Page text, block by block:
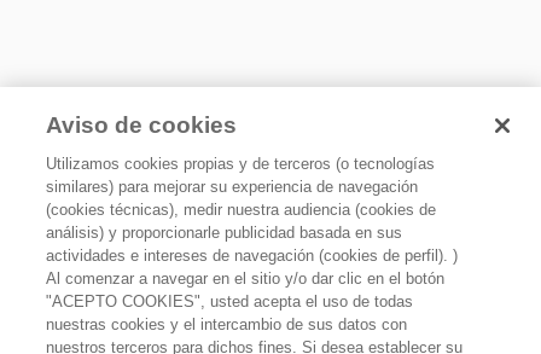
Combo Lavadora Carga Superior 18kg + Secadora Carga
Superior Gas 18kg
Aviso de cookies
Utilizamos cookies propias y de terceros (o tecnologías
similares) para mejorar su experiencia de navegación
(cookies técnicas), medir nuestra audiencia (cookies de
análisis) y proporcionarle publicidad basada en sus
actividades e intereses de navegación (cookies de perfil). )
Al comenzar a navegar en el sitio y/o dar clic en el botón
"ACEPTO COOKIES", usted acepta el uso de todas
nuestras cookies y el intercambio de sus datos con
nuestros terceros para dichos fines. Si desea establecer su